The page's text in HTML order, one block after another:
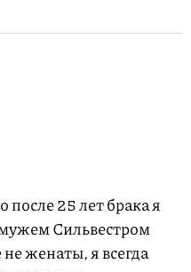
после 25 лет брака я
Сильвестром
женаты, я всегда